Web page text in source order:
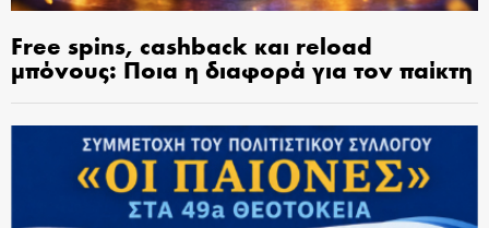
Free spins, cashback και reload
μπόνους: Ποια η διαφορά για τον παίκτη